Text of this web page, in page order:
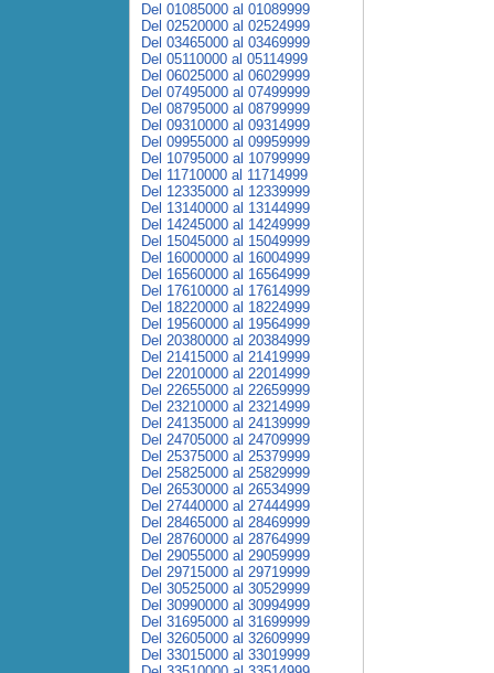
Del 01085000 al 01089999
Del 02520000 al 02524999
Del 03465000 al 03469999
Del 05110000 al 05114999
Del 06025000 al 06029999
Del 07495000 al 07499999
Del 08795000 al 08799999
Del 09310000 al 09314999
Del 09955000 al 09959999
Del 10795000 al 10799999
Del 11710000 al 11714999
Del 12335000 al 12339999
Del 13140000 al 13144999
Del 14245000 al 14249999
Del 15045000 al 15049999
Del 16000000 al 16004999
Del 16560000 al 16564999
Del 17610000 al 17614999
Del 18220000 al 18224999
Del 19560000 al 19564999
Del 20380000 al 20384999
Del 21415000 al 21419999
Del 22010000 al 22014999
Del 22655000 al 22659999
Del 23210000 al 23214999
Del 24135000 al 24139999
Del 24705000 al 24709999
Del 25375000 al 25379999
Del 25825000 al 25829999
Del 26530000 al 26534999
Del 27440000 al 27444999
Del 28465000 al 28469999
Del 28760000 al 28764999
Del 29055000 al 29059999
Del 29715000 al 29719999
Del 30525000 al 30529999
Del 30990000 al 30994999
Del 31695000 al 31699999
Del 32605000 al 32609999
Del 33015000 al 33019999